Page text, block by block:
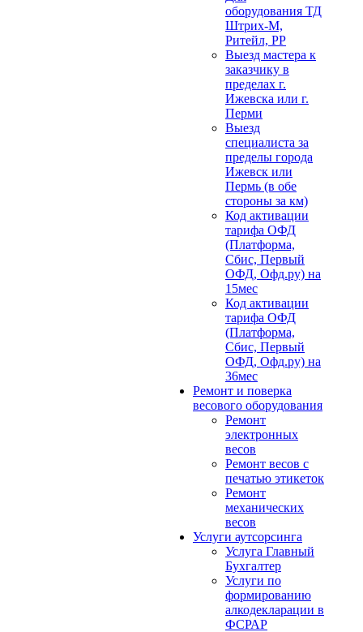
оборудования ТД
Штрих-М,
Ритейл, РР
Выезд мастера к
заказчику в
пределах г.
Ижевска или г.
Перми
Выезд
специалиста за
пределы города
Ижевск или
Пермь (в обе
стороны за км)
Код активации
тарифа ОФД
(Платформа,
Сбис, Первый
ОФД, Офд.ру) на
15мес
Код активации
тарифа ОФД
(Платформа,
Сбис, Первый
ОФД, Офд.ру) на
36мес
Ремонт и поверка
весового оборудования
Ремонт
электронных
весов
Ремонт весов с
печатью этикеток
Ремонт
механических
весов
Услуги аутсорсинга
Услуга Главный
Бухгалтер
Услуги по
формированию
алкодекларации в
ФСРАР